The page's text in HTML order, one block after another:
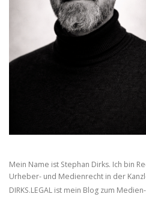
Mein Name ist Stephan Dirks. Ich bin
Urheber- und Medienrecht in der
DIRKS.LEGAL ist mein Blog zum